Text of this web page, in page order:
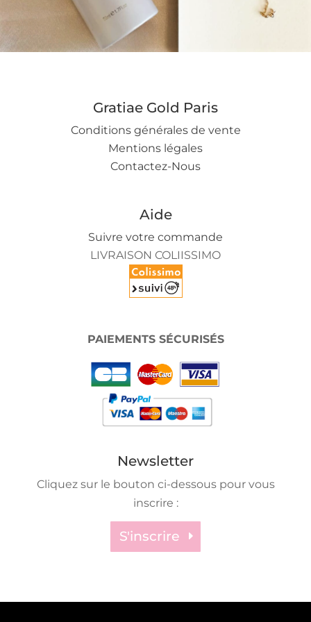
Gratiae Gold Paris
Conditions générales de vente
Mentions légales
Contactez-Nous
Aide
Suivre votre commande
LIVRAISON COLIISSIMO
PAIEMENTS SÉCURISÉS
Newsletter
Cliquez sur le bouton ci-dessous pour vous
inscrire :
S'inscrire